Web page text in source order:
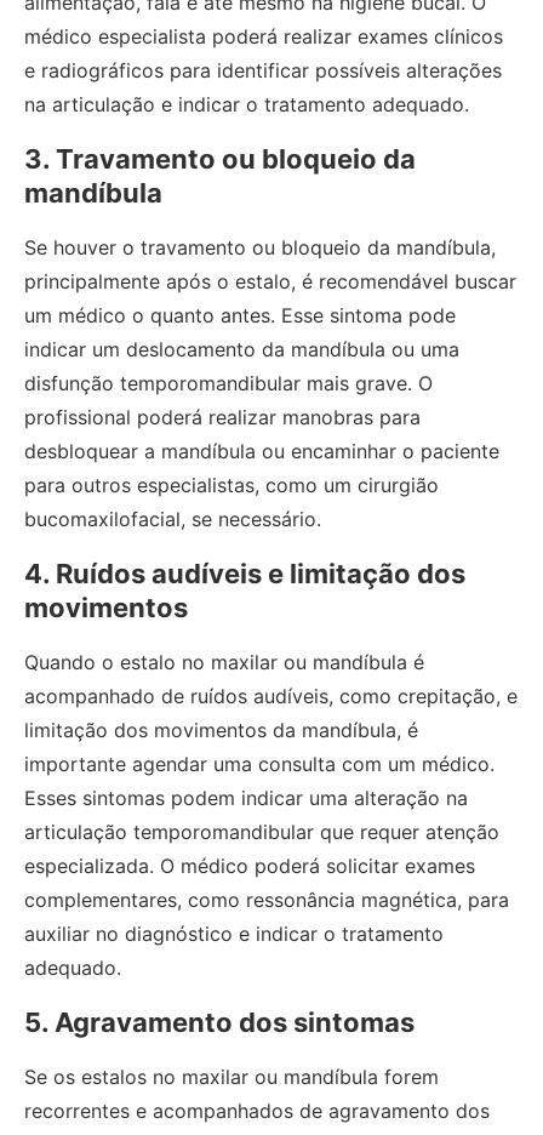
médico especialista poderá realizar exames clínicos
e radiográficos para identificar possíveis alterações
na articulação e indicar o tratamento adequado.
3. Travamento ou bloqueio da
mandíbula
Se houver o travamento ou bloqueio da mandíbula,
principalmente após o estalo, é recomendável buscar
um médico o quanto antes. Esse sintoma pode
indicar um deslocamento da mandíbula ou uma
disfunção temporomandibular mais grave. O
profissional poderá realizar manobras para
desbloquear a mandíbula ou encaminhar o paciente
para outros especialistas, como um cirurgião
bucomaxilofacial, se necessário.
4. Ruídos audíveis e limitação dos
movimentos
Quando o estalo no maxilar ou mandíbula é
acompanhado de ruídos audíveis, como crepitação, e
limitação dos movimentos da mandíbula, é
importante agendar uma consulta com um médico.
Esses sintomas podem indicar uma alteração na
articulação temporomandibular que requer atenção
especializada. O médico poderá solicitar exames
complementares, como ressonância magnética, para
auxiliar no diagnóstico e indicar o tratamento
adequado.
5. Agravamento dos sintomas
Se os estalos no maxilar ou mandíbula forem
recorrentes e acompanhados de agravamento dos